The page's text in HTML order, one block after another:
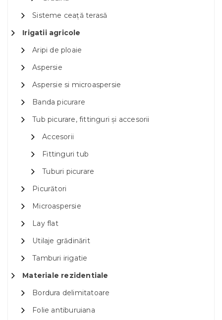
Sisteme ceață terasă
Irigatii agricole
Aripi de ploaie
Aspersie
Aspersie si microaspersie
Banda picurare
Tub picurare, fittinguri și accesorii
Accesorii
Fittinguri tub
Tuburi picurare
Picurători
Microaspersie
Lay flat
Utilaje grădinărit
Tamburi irigatie
Materiale rezidentiale
Bordura delimitatoare
Folie antiburuiana